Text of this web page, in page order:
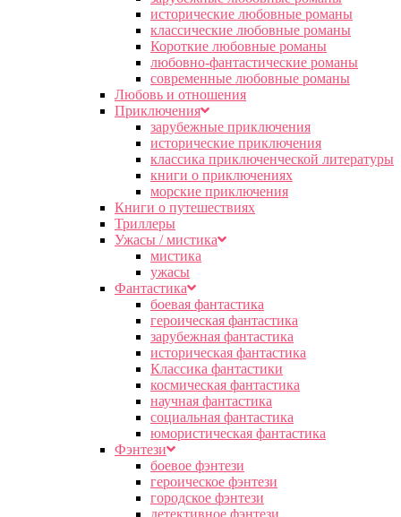
исторические любовные романы
классические любовные романы
Короткие любовные романы
любовно-фантастические романы
современные любовные романы
Любовь и отношения
Приключения
зарубежные приключения
исторические приключения
классика приключенческой литературы
книги о приключениях
морские приключения
Книги о путешествиях
Триллеры
Ужасы / мистика
мистика
ужасы
Фантастика
боевая фантастика
героическая фантастика
зарубежная фантастика
историческая фантастика
Классика фантастики
космическая фантастика
научная фантастика
социальная фантастика
юмористическая фантастика
Фэнтези
боевое фэнтези
героическое фэнтези
городское фэнтези
детективное фэнтези